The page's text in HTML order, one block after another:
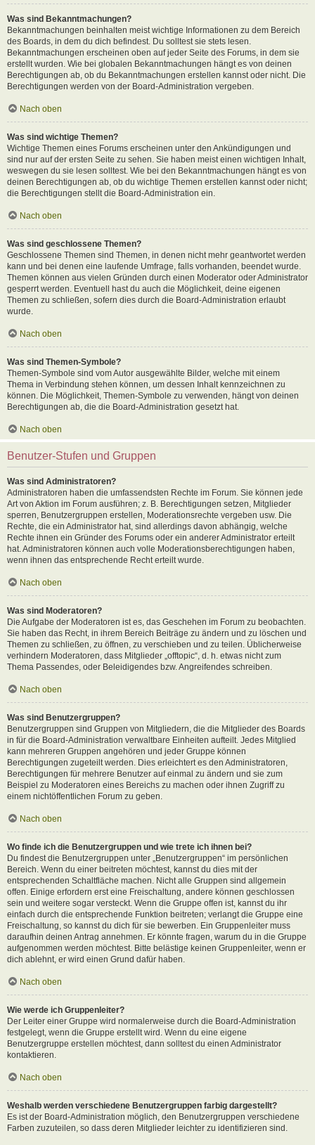
Was sind Bekanntmachungen?
Bekanntmachungen beinhalten meist wichtige Informationen zu dem Bereich
des Boards, in dem du dich befindest. Du solltest sie stets lesen.
Bekanntmachungen erscheinen oben auf jeder Seite des Forums, in dem sie
erstellt wurden. Wie bei globalen Bekanntmachungen hängt es von deinen
Berechtigungen ab, ob du Bekanntmachungen erstellen kannst oder nicht. Die
Berechtigungen werden von der Board-Administration vergeben.
Nach oben
Was sind wichtige Themen?
Wichtige Themen eines Forums erscheinen unter den Ankündigungen und
sind nur auf der ersten Seite zu sehen. Sie haben meist einen wichtigen Inhalt,
weswegen du sie lesen solltest. Wie bei den Bekanntmachungen hängt es von
deinen Berechtigungen ab, ob du wichtige Themen erstellen kannst oder nicht;
die Berechtigungen stellt die Board-Administration ein.
Nach oben
Was sind geschlossene Themen?
Geschlossene Themen sind Themen, in denen nicht mehr geantwortet werden
kann und bei denen eine laufende Umfrage, falls vorhanden, beendet wurde.
Themen können aus vielen Gründen durch einen Moderator oder Administrator
gesperrt werden. Eventuell hast du auch die Möglichkeit, deine eigenen
Themen zu schließen, sofern dies durch die Board-Administration erlaubt
wurde.
Nach oben
Was sind Themen-Symbole?
Themen-Symbole sind vom Autor ausgewählte Bilder, welche mit einem
Thema in Verbindung stehen können, um dessen Inhalt kennzeichnen zu
können. Die Möglichkeit, Themen-Symbole zu verwenden, hängt von deinen
Berechtigungen ab, die die Board-Administration gesetzt hat.
Nach oben
Benutzer-Stufen und Gruppen
Was sind Administratoren?
Administratoren haben die umfassendsten Rechte im Forum. Sie können jede
Art von Aktion im Forum ausführen; z. B. Berechtigungen setzen, Mitglieder
sperren, Benutzergruppen erstellen, Moderationsrechte vergeben usw. Die
Rechte, die ein Administrator hat, sind allerdings davon abhängig, welche
Rechte ihnen ein Gründer des Forums oder ein anderer Administrator erteilt
hat. Administratoren können auch volle Moderationsberechtigungen haben,
wenn ihnen das entsprechende Recht erteilt wurde.
Nach oben
Was sind Moderatoren?
Die Aufgabe der Moderatoren ist es, das Geschehen im Forum zu beobachten.
Sie haben das Recht, in ihrem Bereich Beiträge zu ändern und zu löschen und
Themen zu schließen, zu öffnen, zu verschieben und zu teilen. Üblicherweise
verhindern Moderatoren, dass Mitglieder „offtopic“, d. h. etwas nicht zum
Thema Passendes, oder Beleidigendes bzw. Angreifendes schreiben.
Nach oben
Was sind Benutzergruppen?
Benutzergruppen sind Gruppen von Mitgliedern, die die Mitglieder des Boards
in für die Board-Administration verwaltbare Einheiten aufteilt. Jedes Mitglied
kann mehreren Gruppen angehören und jeder Gruppe können
Berechtigungen zugeteilt werden. Dies erleichtert es den Administratoren,
Berechtigungen für mehrere Benutzer auf einmal zu ändern und sie zum
Beispiel zu Moderatoren eines Bereichs zu machen oder ihnen Zugriff zu
einem nichtöffentlichen Forum zu geben.
Nach oben
Wo finde ich die Benutzergruppen und wie trete ich ihnen bei?
Du findest die Benutzergruppen unter „Benutzergruppen“ im persönlichen
Bereich. Wenn du einer beitreten möchtest, kannst du dies mit der
entsprechenden Schaltfläche machen. Nicht alle Gruppen sind allgemein
offen. Einige erfordern erst eine Freischaltung, andere können geschlossen
sein und weitere sogar versteckt. Wenn die Gruppe offen ist, kannst du ihr
einfach durch die entsprechende Funktion beitreten; verlangt die Gruppe eine
Freischaltung, so kannst du dich für sie bewerben. Ein Gruppenleiter muss
daraufhin deinen Antrag annehmen. Er könnte fragen, warum du in die Gruppe
aufgenommen werden möchtest. Bitte belästige keinen Gruppenleiter, wenn er
dich ablehnt, er wird einen Grund dafür haben.
Nach oben
Wie werde ich Gruppenleiter?
Der Leiter einer Gruppe wird normalerweise durch die Board-Administration
festgelegt, wenn die Gruppe erstellt wird. Wenn du eine eigene
Benutzergruppe erstellen möchtest, dann solltest du einen Administrator
kontaktieren.
Nach oben
Weshalb werden verschiedene Benutzergruppen farbig dargestellt?
Es ist der Board-Administration möglich, den Benutzergruppen verschiedene
Farben zuzuteilen, so dass deren Mitglieder leichter zu identifizieren sind.